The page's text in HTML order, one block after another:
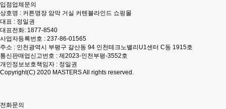
입점업체문의
상호명 : 커튼명장 암막 거실 커텐블라인드 쇼핑몰
대표 : 정일권
대표전화: 1877-8540
사업자등록번호 : 237-86-01565
주소 : 인천광역시 부평구 갈산동 94 인천테크노밸리U1센터 C동 1915호
통신판매업신고번호 : 제2023-인천부평-3552호
개인정보보호책임자 : 정일권
Copyright(C) 2020 MASTERSAll rights reserved.
전화문의